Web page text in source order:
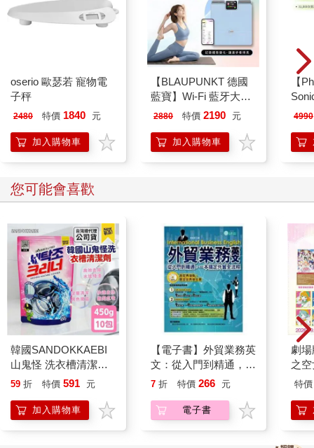
逃脫北韓的人常會冒險犯難，穿越結冰的乾草原進入蒙古，
之後從蒙古登上飛機，飛往南韓。更常見的是往西南邊，花幾天
甚至幾週的時間從東北往西南貫穿中國，靠著搭火車、巴士與計
程車來到雲南。他們從這邊翻山越嶺，進入寮國或緬甸，再前往
泰國，期盼這些國家有飛機把他們送到首爾。在穿越中國的途
中，隨時隨地都可能有中國公安瞥見可疑人物——這樣的人一輩
子從未有和現代運輸、社會或科技互動的經驗——然後逮捕他
們。其他風險還包括碰上暴力罪犯，會趁著脫北者在最脆弱的時
候搶劫或性侵。
在歷經前往中國的旅程，以及和彼得斯等行動人士會面之
後，這項任務的絕大部分都留給艾德瑞安與自由北韓的核心成員
援。這些設施實在不理想——有時候，脫北者得待在室內好幾個
節。
二○○四年十月出現了重大契機。當時小布希總統（George
W. Bush）簽署了《北韓人權法案》（North Korean Human
Rights Act），其關注焦點是「北韓人權的可悲情況。」該法案是
經過部分行動派人士、基督教團體及鷹派保守人士多年遊說，核
准一年以兩千萬美元協助脫北者，並有數百萬美元以上的經費會
用於在北韓推廣民主與提供訊息。對艾德瑞安及其團隊來說，其
中意義很清楚：美國為脫北者打開國門。問題是，如何讓他們踏
上美國國土。
不久之後，艾德瑞安和國務院官員談話時，他直言不諱問
道：「美國政府對北韓人民有計畫嗎？」官員看著他，好像他是
題才是重點吧！
這位官員被追問之後，承認政府「還得要好幾年，才會開始
oserio 歐瑟若 寵物電
子秤
2480 特價 1840 元
加入購物車
【BLAUPUNKT 德國
藍寶】Wi-Fi 藍牙大螢
幕八點傳感體脂計
2880 特價 2190 元
加入購物車
【
波
4990
您可能會喜歡
韓國SANDOKKAEBI
山鬼怪 洗衣槽清潔劑
450公克-10包組
59 折 特價 591 元
加入購物車
【電子書】外貿業務英
文：從入門到精通，一
本搞定外貿全流程【有
7 折 特價 266 元
電子書
劇
之
樂
組
特價